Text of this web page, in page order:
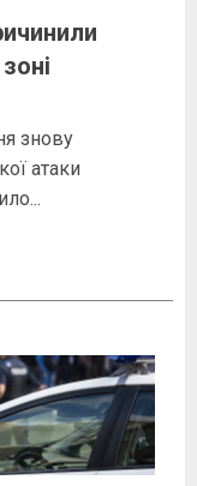
знову
атаки